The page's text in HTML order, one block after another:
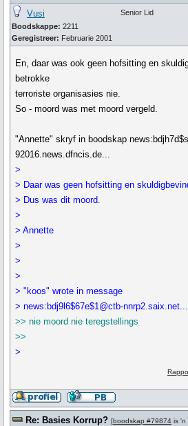
Vusi
Boodskappe: 2211
Geregistreer: Februarie 2001
Senior Lid
En, daar was ook geen hofsitting en
betrokke
terroriste organisasies nie.
So - moord was met moord vergeld.
"Annette" skryf in boodskap
92016.news.dfncis.de...
>
> Daar was geen hofsitting en
> Dus was dit moord.
>
> Annette
>
>
>
> "koos" wrote in message
> news:bdj9l6$67e$1@ctb-nnrp2.saix.net...
>> nie moord nie teregstellings
>>
>
Re: Basies Korrup? [boodskap #79874 is 'n